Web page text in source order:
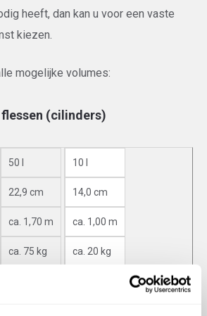
heeft, dan kan u voor een vaste
kiezen.
mogelijke volumes:
(cilinders)
50 l
22,9 cm
ca. 1,70 m
ca. 75 kg
10 l
14,0 cm
ca. 1,00 m
ca. 20 kg